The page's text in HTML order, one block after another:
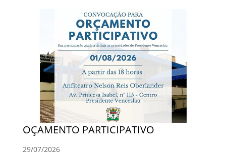
OÇAMENTO PARTICIPATIVO
29/07/2026